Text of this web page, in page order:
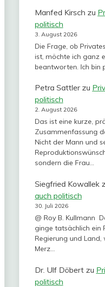
Manfed Kirsch zu
politisch
3. August 2026
Die Frage, ob
ist, möchte ich ganz
beantworten. Ich bin
Petra Sattlerzu
politisch
2. August 2026
Das ist eine kurze,
Zusammenfassung
Nicht der Mann und
sondern die Frau…
Siegfried Kowallek
auch politisch
30. Juli 2026
@ Roy B. Kullmann
ginge tatsächlich ein
Regierung und Land,
Merz…
Dr. Ulf Döbertzu
politisch